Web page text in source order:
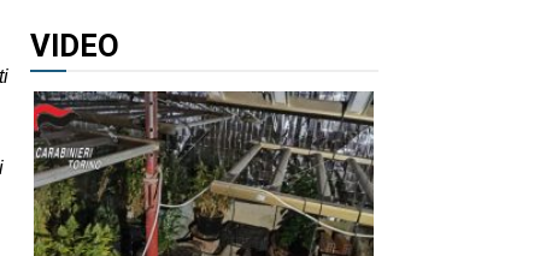
VIDEO